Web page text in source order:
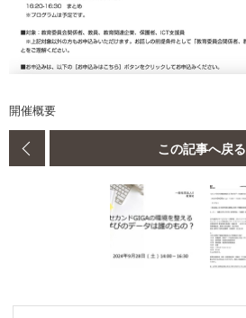
開催概要
この記事へ戻る